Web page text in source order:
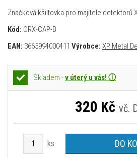
Značková kšiltovka pro majitele detektorů
Kód: ORX-CAP-B
EAN: 3665994000411 Výrobce: XP Metal
Skladem -v úterý u vás! ⓘ
320 Kč vč.
ks DO